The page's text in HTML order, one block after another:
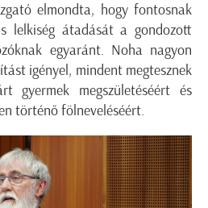
elmondta, hogy fontosnak
lelkiség átadását a gondozott
egyaránt. Noha nagyon
igényel, mindent megtesznek
gyermek megszületéséért és
történő fölneveléséért.